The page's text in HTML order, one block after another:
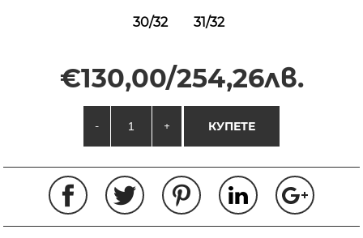
30/32 31/32
€130,00/254,26лв.
- + КУПЕТЕ